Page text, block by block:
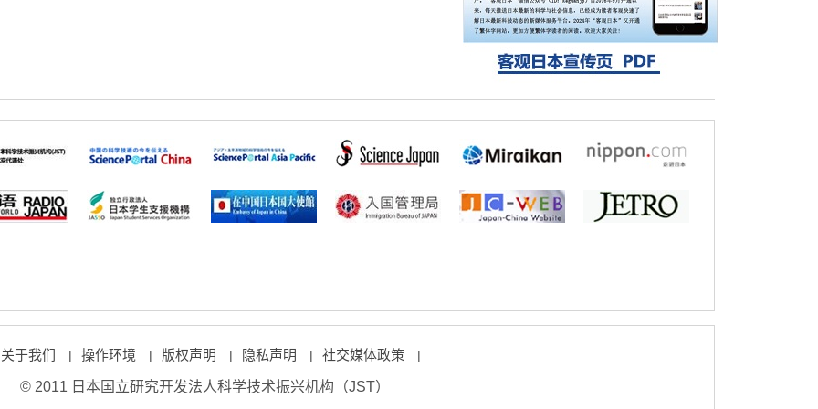
工细胞
关于我们 | 操作环境 | 版权声明 | 隐私声明 | 社交媒体政策 |
© 2011 日本国立研究开发法人科学技术振兴机构（JST）